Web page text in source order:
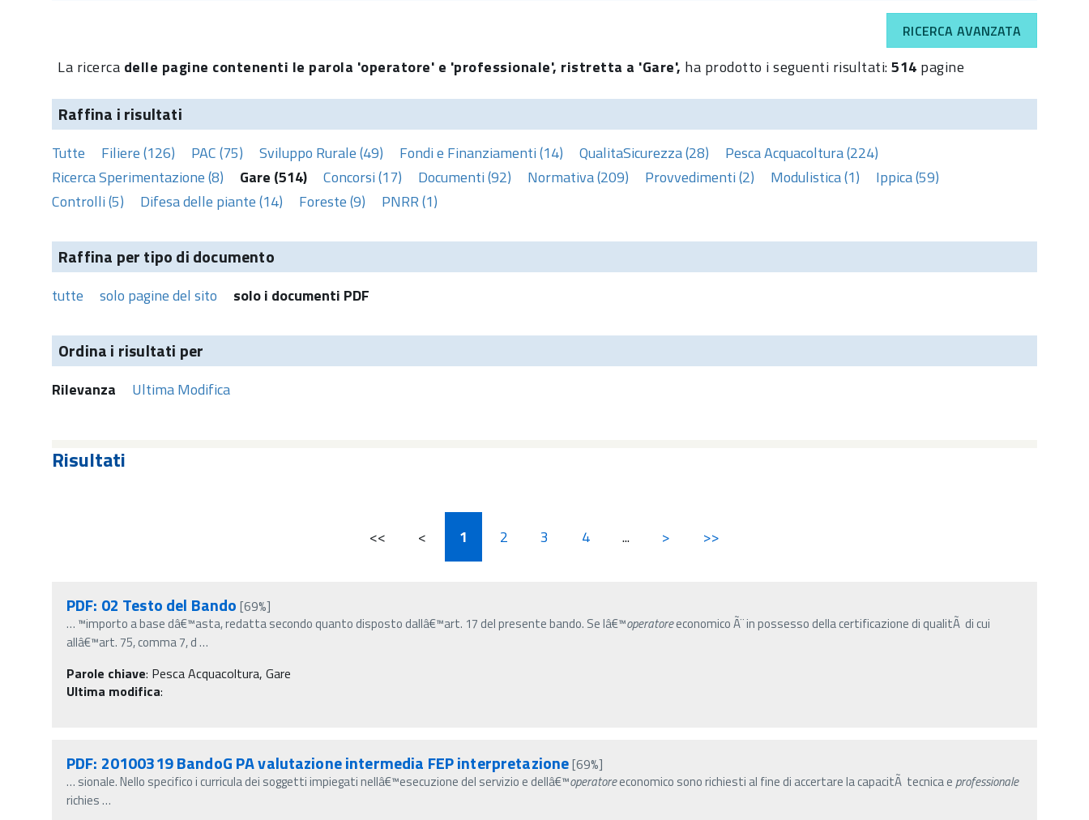
RICERCA AVANZATA
La ricerca delle pagine contenenti le parola 'operatore' e 'professionale', ristretta a 'Gare', ha prodotto i seguenti risultati:514 pagine
Raffina i risultati
Tutte Filiere (126) PAC (75) Sviluppo Rurale (49) Fondi e Finanziamenti (14) QualitaSicurezza (28)
Pesca Acquacoltura (224)
Ricerca Sperimentazione (8)
Gare (514) Concorsi (17) Documenti (92) Normativa (209) Provvedimenti (2) Modulistica (1)
Ippica (59)
Controlli (5)
Difesa delle piante (14) Foreste (9) PNRR (1)
Raffina per tipo di documento
tutte solo pagine del sito solo i documenti PDF
Ordina i risultati per
Rilevanza Ultima Modifica
Risultati
<< < 1 2 3 4 ... > >>
PDF: 02 Testo del Bando [69%]
… ™importo a base dâ€™asta, redatta secondo quanto disposto dallâ€™art. 17 del presente bando. Se lâ€™operatoreeconomico Ã¨ in possesso della certificazione di qualitÃ di cui
allâ€™art. 75, comma 7, d…
Parole chiave: Pesca Acquacoltura, Gare
Ultima modifica:
PDF: 20100319 BandoG PA valutazione intermedia FEP interpretazione[69%]
… sionale. Nello specifico i curricula dei soggetti impiegati nellâ€™esecuzione del servizio e dellâ€™operatoreeconomico sono richiesti al fine di accertare la capacitÃ tecnica eprofessionale
richies…